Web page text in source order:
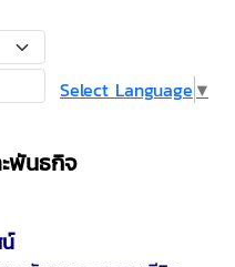
Select Language ▼
พันธกิจ